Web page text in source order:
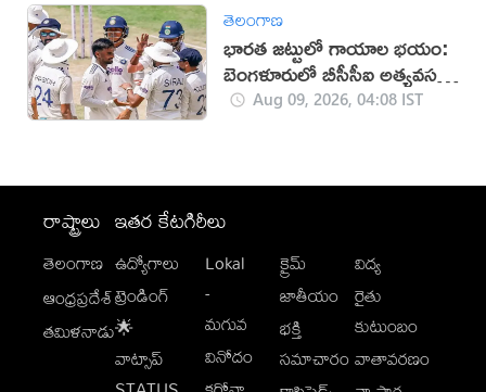
తెలంగాణ
భారత జట్టులో గాయాల భయం:
బెంగళూరులో బీసీసీఐ అత్యవసర
భేటీ!Aug 09, 2026, 04:08 IST
రాష్ట్రాలు
తెలంగాణ
ఆంధ్రప్రదేశ్
తమిళనాడు
ఇతర కేటగిరీలు
ఉద్యోగాలు
ట్రెండింగ్
🌟
వాట్సాప్
Lokal
-
మగువ
వినోదం
క్రైమ్
జాతీయం
భక్తి
సమాచారం
విద్య
రైతు
కుటుంబం
వాతావరణం